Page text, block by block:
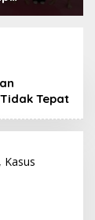
Indonesia
Tepat
Kasus